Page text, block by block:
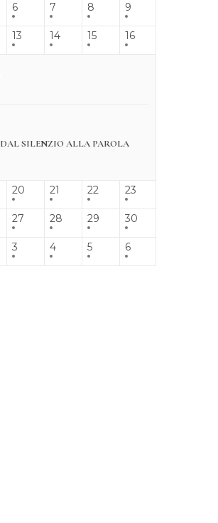
6 7 8 9
13 14 15 16
SILENZIO ALLA PAROLA
20 21 22 23
27 28 29 30
3 4 5 6